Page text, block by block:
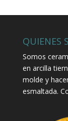
QUIENES
Somos
en arcilla
molde y
esmaltada.